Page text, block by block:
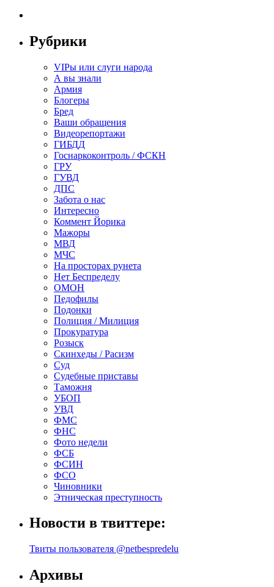
Рубрики
VIPы или слуги народа
А вы знали
Армия
Блогеры
Бред
Ваши обращения
Видеорепортажи
ГИБДД
Госнаркоконтроль / ФСКН
ГРУ
ГУВД
ДПС
Забота о нас
Интересно
Коммент Йорика
Мажоры
МВД
МЧС
На просторах рунета
Нет Беспределу
ОМОН
Педофилы
Подонки
Полиция / Милиция
Прокуратура
Розыск
Скинхеды / Расизм
Суд
Судебные приставы
Таможня
УБОП
УВД
ФМС
ФНС
Фото недели
ФСБ
ФСИН
ФСО
Чиновники
Этническая преступность
Новости в твиттере:
Твиты пользователя @netbespredelu
Архивы